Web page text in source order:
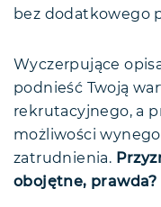
bez dodatkowego
Wyczerpujące
podnieść Twoją
rekrutacyjnego, a
możliwości
zatrudnienia.
obojętne, prawda?